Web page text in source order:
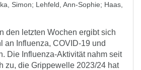
Simon; Lehfeld, Ann-Sophie; Haas,
den letzten Wochen ergibt sich
an Influenza, COVID-19 und
Die Influenza-Aktivität nahm seit
zu, die Grippewelle 2023/24 hat